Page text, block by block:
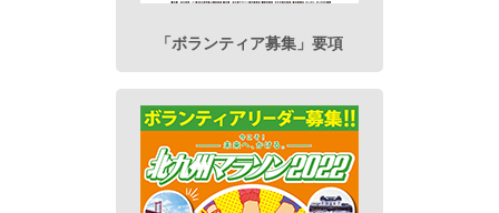
「ボランティア募集」 要項